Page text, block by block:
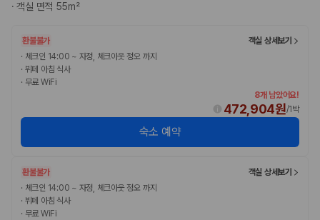
·객실 면적 55m²
환불불가
객실 상세보기
· 체크인 14:00 ~ 자정, 체크아웃 정오 까지
· 뷔페 아침 식사
· 무료 WiFi
8개 남았어요!
472,904원/1박
숙소 예약
환불불가
객실 상세보기
· 체크인 14:00 ~ 자정, 체크아웃 정오 까지
· 뷔페 아침 식사
· 무료 WiFi